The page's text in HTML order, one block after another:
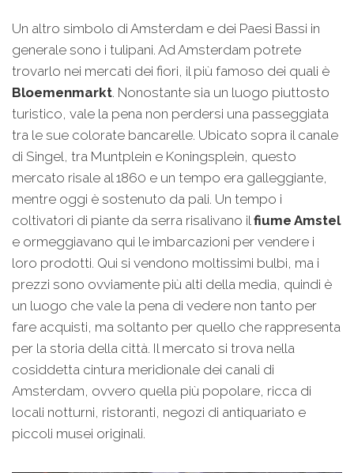
Un altro simbolo di Amsterdam e dei Paesi Bassi in
generale sono i tulipani. Ad Amsterdam potrete
trovarlo nei mercati dei fiori, il più famoso dei quali è
Bloemenmarkt. Nonostante sia un luogo piuttosto
turistico, vale la pena non perdersi una passeggiata
tra le sue colorate bancarelle. Ubicato sopra il canale
di Singel, tra Muntplein e Koningsplein, questo
mercato risale al 1860 e un tempo era galleggiante,
mentre oggi è sostenuto da pali. Un tempo i
coltivatori di piante da serra risalivano ilfiume Amstel
e ormeggiavano qui le imbarcazioni per vendere i
loro prodotti. Qui si vendono moltissimi bulbi, ma i
prezzi sono ovviamente più alti della media, quindi è
un luogo che vale la pena di vedere non tanto per
fare acquisti, ma soltanto per quello che rappresenta
per la storia della città. Il mercato si trova nella
cosiddetta cintura meridionale dei canali di
Amsterdam, ovvero quella più popolare, ricca di
locali notturni, ristoranti, negozi di antiquariato e
piccoli musei originali.